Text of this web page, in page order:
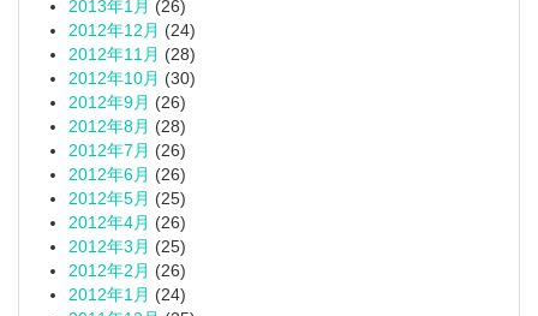
2013年1月 (26)
2012年12月 (24)
2012年11月 (28)
2012年10月 (30)
2012年9月 (26)
2012年8月 (28)
2012年7月 (26)
2012年6月 (26)
2012年5月 (25)
2012年4月 (26)
2012年3月 (25)
2012年2月 (26)
2012年1月 (24)